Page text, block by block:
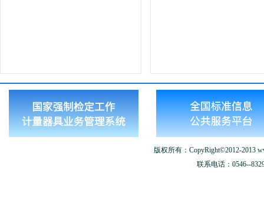
版权所有：CopyRight©2012-2013
联系电话：0546--